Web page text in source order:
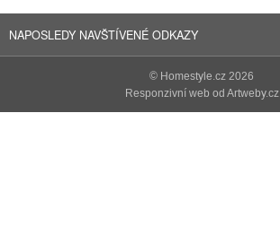
NAPOSLEDY NAVŠTÍVENÉ ODKAZY
© Homestyle.cz 2026
Responzivní web od Artweby.cz